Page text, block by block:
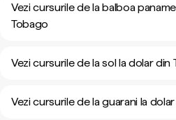
Vezi cursurile de la balboa
Tobago
Vezi cursurile de la sol la dolar din
Vezi cursurile de la guarani la